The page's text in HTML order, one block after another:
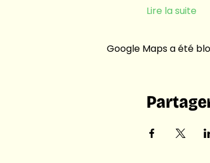
Lire la suite
Google Maps a été